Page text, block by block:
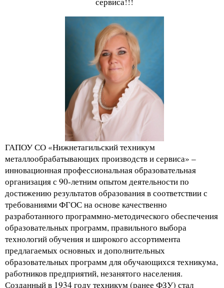
ГАПОУ СО «Нижнетагильский техникум
металлообрабатывающих производств и сервиса» –
инновационная профессиональная образовательная
организация с 90-летним опытом деятельности по
достижению результатов образования в соответствии с
требованиями ФГОС на основе качественно
разработанного программно-методического обеспечения
образовательных программ, правильного выбора
технологий обучения и широкого ассортимента
предлагаемых основных и дополнительных
образовательных программ для обучающихся техникума,
работников предприятий, незанятого населения.
Созданный в 1934 году техникум (ранее ФЗУ) стал